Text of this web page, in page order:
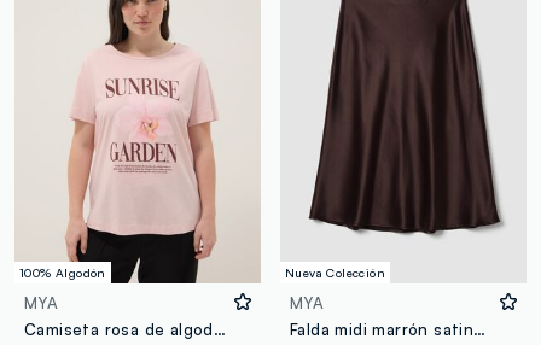
100% Algodón
MYA
Camiseta rosa de algodón puro con estampado, corte regular
Nueva Colección
MYA
Falda midi marrón satinada en tejido elástico